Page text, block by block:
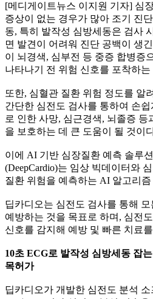
[메디게이트뉴스 이지원 기자] 심
증상이 없는 경우가 많아 조기 진
동, 특히 발작성 심방세동은 검사
면 발견이 어려워 진단 공백이 생
이 뇌경색, 심부전 등 중증 합병증
나타나기 전 위험 신호를 포착하
또한, 심혈관 질환 위험 정도를 알
간단한 심전도 검사를 통하여 손
로 인한 사망, 심근경색, 뇌졸증 등
을 보호하는 데 큰 도움이 될 것이
이에 AI 기반 심장질환 예측 솔루
(DeepCardio)는 임상 빅데이터와
질환 위험을 예측하는 AI 알고리즘
딥카디오는 심전도 검사를 통해
예방하는 것을 목표로 하며, 심전
신호를 감지해 예방 및 빠른 치료
10초 ECG로 발작성 심방세동 잡
목허가
딥카디오가 개발한 심전도 분석 소